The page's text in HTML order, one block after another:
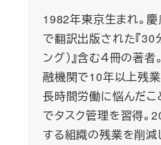
1982年東京生まれ。
で翻訳出版された『30
ング）』含む４冊の著
融機関で10年以上残
長時間労働に悩んだこ
でタスク管理を習得。
する組織の残業を削減